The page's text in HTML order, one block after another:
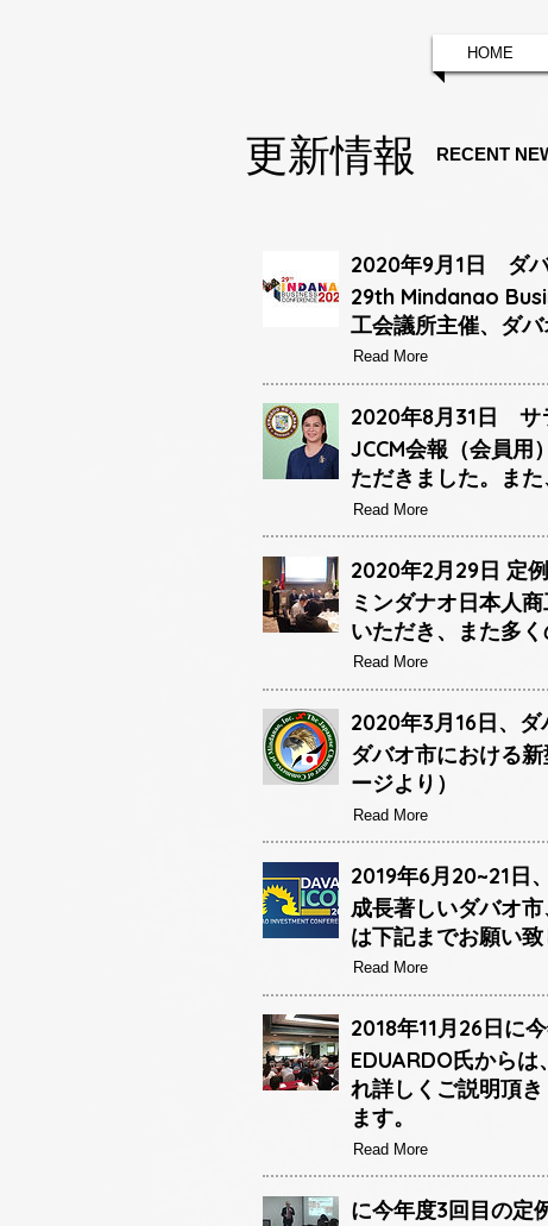
HOME
更新情報 RECENT
2020年9月1日 ダ
29th Mindanao
工会議所主催、ダ
Read More
2020年8月31日 サ
JCCM会報（会員用
ただきました。また
Read More
2020年2月29日 定
ミンダナオ日本人
いただき、また多
Read More
2020年3月16日、
ダバオ市における
ージより）
Read More
2019年6月20~21日
成長著しいダバオ
は下記までお願い
Read More
2018年11月26日に
EDUARDO氏から
れ詳しくご説明頂
ます。
Read More
に今年度3回目の定